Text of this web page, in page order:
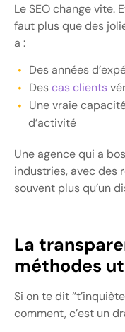
Le SEO change vite.
faut plus que des
a :
Des années
Descas clients
Une vraie
d’activité
Une agence qui a
industries, avec des
souvent plus qu’un
La
méthodes
Si on te dit
comment, c’est un